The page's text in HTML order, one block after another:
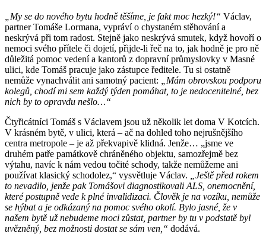
„My se do nového bytu hodně těšíme, je fakt moc hezký!“ Václav,
partner Tomáše Lormana, vypráví o chystaném stěhování a
neskrývá při tom radost. Stejně jako neskrývá smutek, když hovoří o
nemoci svého přítele či dojetí, přijde-li řeč na to, jak hodně je pro ně
důležitá pomoc vedení a kantorů z dopravní průmyslovky v Masné
ulici, kde Tomáš pracuje jako zástupce ředitele. Tu si ostatně
nemůže vynachválit ani samotný pacient:
„Mám obrovskou podporu
kolegů, chodí mi sem každý týden pomáhat, to je nedocenitelné, bez
nich by to opravdu nešlo…“
Čtyřicátníci Tomáš s Václavem jsou už několik let doma V Kotcích.
V krásném bytě, v ulici, která – ač na dohled toho nejrušnějšího
centra metropole – je až překvapivě klidná. Jenže… „jsme ve
druhém patře památkově chráněného objektu, samozřejmě bez
výtahu, navíc k nám vedou točité schody, takže nemůžeme ani
používat klasický schodolez,“ vysvětluje Václav. „Ještě před rokem
to nevadilo, jenže pak Tomášovi diagnostikovali ALS, onemocnění,
které postupně vede k plné invalidizaci. Člověk je na vozíku, nemůže
se hýbat a je odkázaný na pomoc svého okolí. Bylo jasné, že v
našem bytě už nebudeme moci zůstat, partner by tu v podstatě byl
uvězněný, bez možnosti dostat se sám ven,“ dodává.